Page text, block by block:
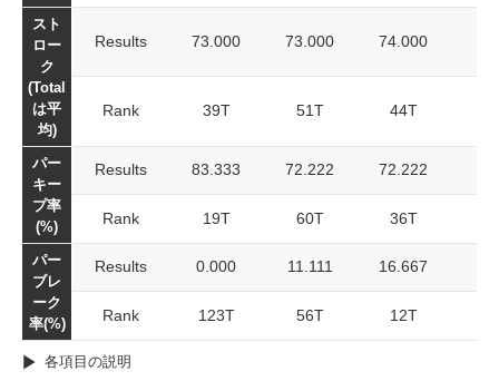
スト
ロー
ク
(Total
は平
均)
Results 73.000 73.000 74.000
Rank 39T 51T 44T
パー
キー
プ率
(%)
Results 83.333 72.222 72.222
Rank 19T 60T 36T
パー
ブレ
ーク
率(%)
Results 0.000 11.111 16.667
Rank 123T 56T 12T
各項目の説明